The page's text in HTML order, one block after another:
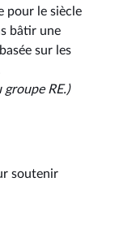
pour le siècle
bâtir une
sur les
RE.)
soutenir